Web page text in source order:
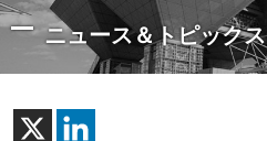
ニュース＆トピックス